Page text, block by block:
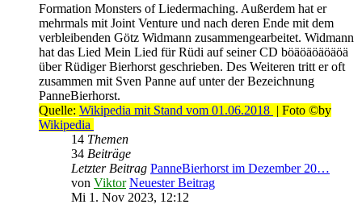
Formation Monsters of Liedermaching. Außerdem hat er
mehrmals mit Joint Venture und nach deren Ende mit dem
verbleibenden Götz Widmann zusammengearbeitet. Widmann
hat das Lied Mein Lied für Rüdi auf seiner CD böäöäöäöäöä
über Rüdiger Bierhorst geschrieben. Des Weiteren tritt er oft
zusammen mit Sven Panne auf unter der Bezeichnung
PanneBierhorst.
Quelle: Wikipedia mit Stand vom 01.06.2018 | Foto ©by
Wikipedia
14 Themen
34 Beiträge
Letzter Beitrag PanneBierhorst im Dezember 20…
von Viktor Neuester Beitrag
Mi 1. Nov 2023, 12:12